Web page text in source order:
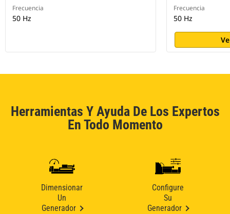
Frecuencia
50 Hz
Frecuencia
50 Hz
Herramientas Y Ayuda De Los Expertos
En Todo Momento
Dimensionar
Un
Generador
Configure
Su
Generador